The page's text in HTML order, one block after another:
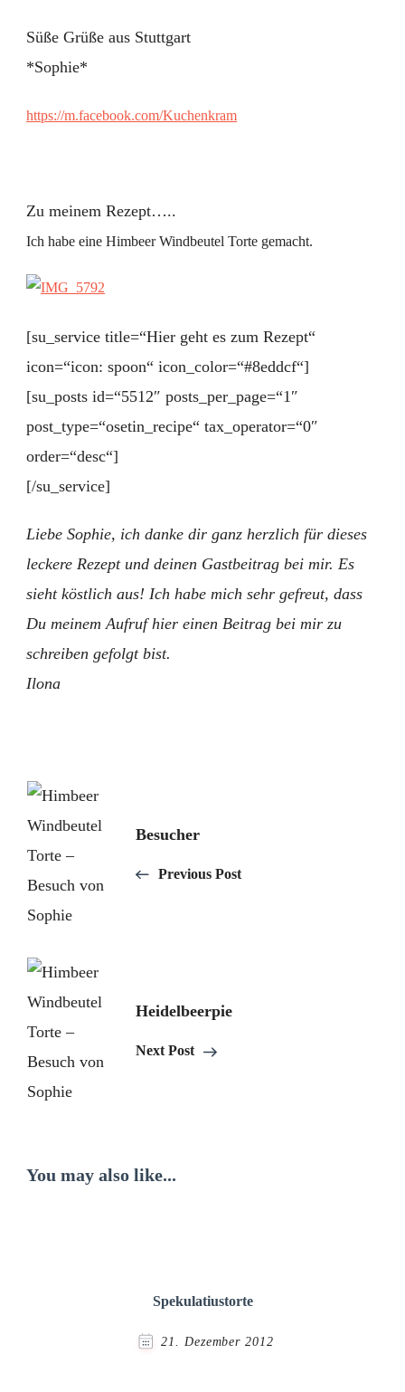
Süße Grüße aus Stuttgart
*Sophie*
https://m.facebook.com/Kuchenkram
Zu meinem Rezept…..
Ich habe eine Himbeer Windbeutel Torte gemacht.
[su_service title=“Hier geht es zum Rezept“
icon=“icon: spoon“ icon_color=“#8eddcf“]
[su_posts id=“5512″ posts_per_page=“1″
post_type=“osetin_recipe“ tax_operator=“0″
order=“desc“]
[/su_service]
Liebe Sophie, ich danke dir ganz herzlich für dieses
leckere Rezept und deinen Gastbeitrag bei mir. Es
sieht köstlich aus! Ich habe mich sehr gefreut, dass
Du meinem Aufruf hier einen Beitrag bei mir zu
schreiben gefolgt bist.
Ilona
Post
Navigation
Besucher
Previous Post
Heidelbeerpie
Next Post
You may also like...
Spekulatiustorte
21. Dezember 2012